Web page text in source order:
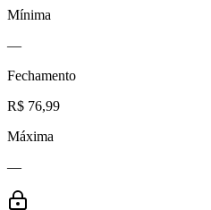
Mínima
—
Fechamento
R$ 76,99
Máxima
—